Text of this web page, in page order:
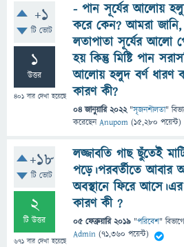
+1
টি ভোট
1
উত্তর
401 বার দেখা হয়েছে
- পান সূর্যের আলোয়
করে কেন? আমরা জানি,
লতাপাতা সূর্যের আলো
হয় কিন্তু মিষ্টি পান
আলোয় হলুদ বর্ণ ধারণ
কারণ কী?
04 জানুয়ারি 2022 "সৃজনশীলতা"
করেছেনAnupom (15,280 পয়েন্ট)
+18
টি ভোট
2
টি উত্তর
671 বার দেখা হয়েছে
লজ্জাবতি গাছ ছুঁতেই
পড়ে।পরবর্তীতে আবার
অবস্থানে ফিরে আসে।এর
কারণ কী ?
05 ফেব্রুয়ারি 2019 "পরিবেশ" বিভাগে
Admin (71,360 পয়েন্ট)